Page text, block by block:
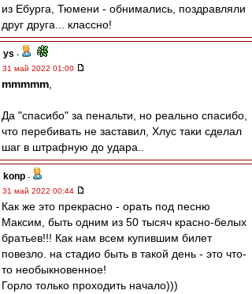
из Ебурга, Тюмени - обнимались, поздравляли
друг друга... классно!
ys -
31 май 2022 01:00
mmmmm
Да "спасибо" за пенальти, но реально спасибо,
что перебивать не заставил, Хлус таки сделал
шаг в штрафную до удара..
konp -
31 май 2022 00:44
Как же это прекрасно - орать под песню
Максим, быть одним из 50 тысяч красно-белых
братьев!!! Как нам всем купившим билет
повезло. на стадио быть в такой день - это что-
то необыкновенное!
Горло только проходить начало)))